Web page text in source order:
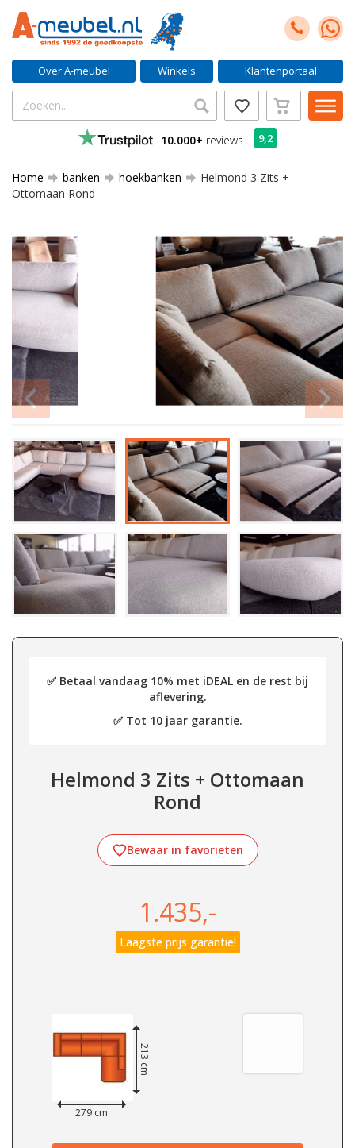
Over A-meubel Winkels Klantenportaal
10.000+ reviews 9,2
Home banken hoekbanken
Helmond 3 Zits +
Ottomaan Rond
✅ Betaal vandaag 10% met iDEAL en de rest bij
aflevering.
✅ Tot 10 jaar garantie.
Helmond 3 Zits + Ottomaan
Rond
Bewaar in favorieten
1.435,-
Laagste prijs garantie!
279 cm
213 cm